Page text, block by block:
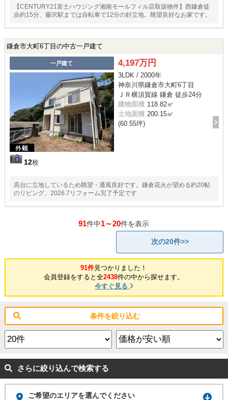
【CENTURY21富士ハウジング湘南モールフィル店取扱物件】西鎌倉徒
歩約15分、藤沢駅までは自転車で12分の好立地。眺望良好なお家です。
鎌倉市大町6丁目の中古一戸建て
一戸建て
12枚
4,197万円
3LDK / 2000年
神奈川県鎌倉市大町6丁目
ＪＲ横須賀線 鎌倉 徒歩24分
建物面積 118.82㎡
土地面積 200.15㎡
(60.55坪)
高台に立地しているため眺望・通風良好です。鎌倉花火が望める約20帖
のリビング、2026.7リフォーム完了予定です
91件中1～20件を表示
次の20件>>
91件見つかりました！
会員登録をすると全2438件の中から探せます。
今すぐ見る
条件を絞り込む
さらに絞り込んで検索する
ご希望のエリアを選んでください